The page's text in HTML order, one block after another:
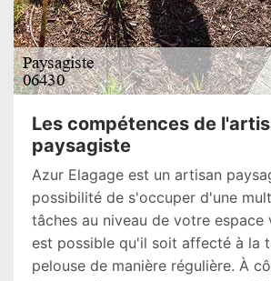
Les compétences de
paysagiste
Azur Elagage est un artisan
possibilité de s'occuper d'une
tâches au niveau de votre espace
est possible qu'il soit affecté à la
pelouse de manière régulière. À